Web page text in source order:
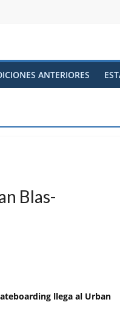
ANTERIORES
Blas-
llega al Urban